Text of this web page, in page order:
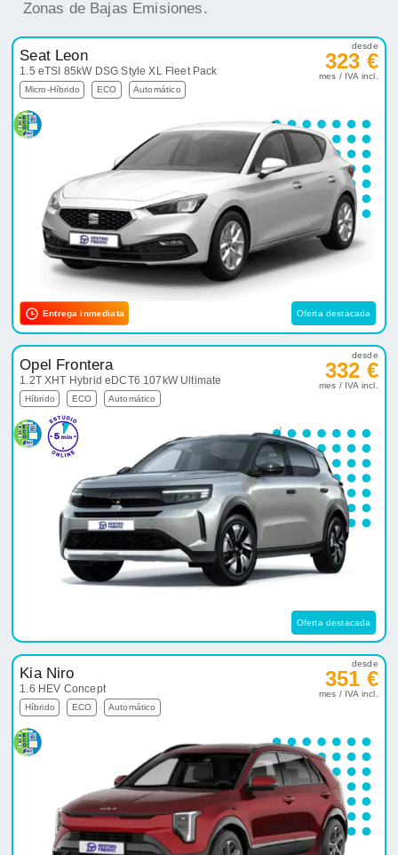
Zonas de Bajas Emisiones.
Seat Leon
1.5 eTSI 85kW DSG Style XL Fleet Pack
Micro-Híbrido ECO Automático
desde
323 €
mes / IVA incl.
Entrega inmediata Oferta destacada
Opel Frontera
1.2T XHT Hybrid eDCT6 107kW Ultimate
Híbrido ECO Automático
desde
332 €
mes / IVA incl.
Oferta destacada
Kia Niro
1.6 HEV Concept
Híbrido ECO Automático
desde
351 €
mes / IVA incl.